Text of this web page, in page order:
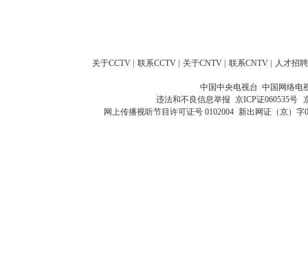
关于CCTV 联系CCTV 关于CNTV 联系CNTV 人才招聘
中国中央电视台 中国网络电
违法和不良信息举报 京ICP证060535号
网上传播视听节目许可证号 0102004 新出网证（京）